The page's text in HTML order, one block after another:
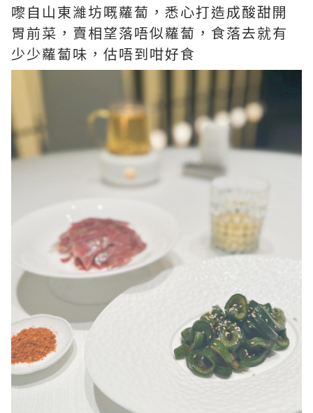
嚟自山東濰坊嘅蘿蔔，悉心打造成酸甜開
胃前菜，賣相望落唔似蘿蔔，食落去就有
少少蘿蔔味，估唔到咁好食